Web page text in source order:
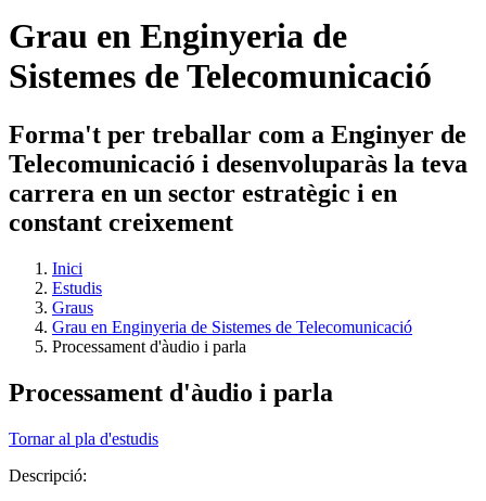
Grau en Enginyeria de
Sistemes de Telecomunicació
Forma't per treballar com a Enginyer de
Telecomunicació i desenvoluparàs la teva
carrera en un sector estratègic i en
constant creixement
Inici
Estudis
Graus
Grau en Enginyeria de Sistemes de Telecomunicació
Processament d'àudio i parla
Processament d'àudio i parla
Tornar al pla d'estudis
Descripció: